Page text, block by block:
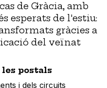
de Gràcia, amb
esperats de l'estiu:
gràcies a
del veïnat
postals
i dels circuits